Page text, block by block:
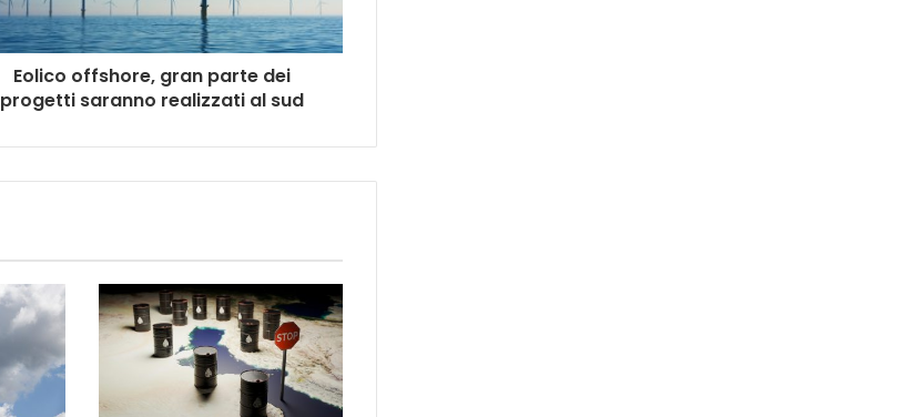
Eolico offshore, gran parte dei
progetti saranno realizzati al sud